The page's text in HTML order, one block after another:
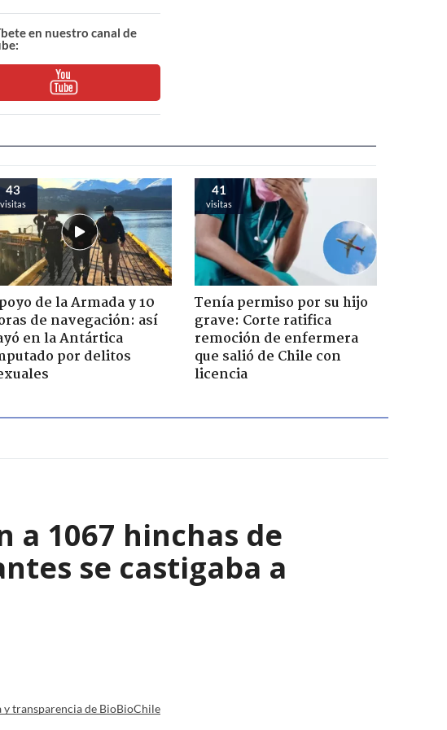
en nuestro canal de
43
visitas
de la Armada y 10
de navegación: así
en la Antártica
por delitos
41
visitas
Tenía permiso por su hijo
grave: Corte ratifica
remoción de enfermera
que salió de Chile con
licencia
a 1067 hinchas de
se castigaba a
y transparencia de BioBioChile